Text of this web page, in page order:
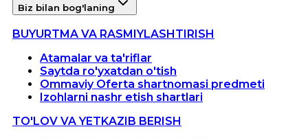
Biz bilan bog'laning
BUYURTMA VA RASMIYLASHTIRISH
Atamalar va ta'riflar
Saytda ro'yxatdan o'tish
Ommaviy Oferta shartnomasi predmeti
Izohlarni nashr etish shartlari
TO'LOV VA YETKAZIB BERISH